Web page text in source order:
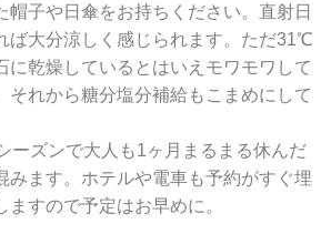
帽子や日傘をお持ちください。直射日
ば大分涼しく感じられます。ただ31℃
に乾燥しているとはいえモワモワして
それから糖分塩分補給もこまめにして
ーズンで大人も1ヶ月まるまる休んだ
みます。ホテルや電車も予約がすぐ埋
ますので予定はお早めに。